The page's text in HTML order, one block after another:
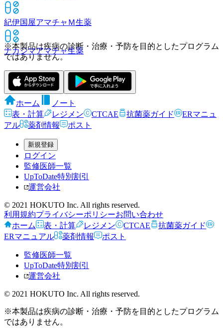
紀伊国屋アマチャＭ生薬
ナカジマアマチャ生薬
※本製品は疾病の診断・治療・予防を目的としたプログラム
ではありません。
ホーム
ノート
表・計算
レジメン CTCAE 抗菌薬ガイド
ERマニュ
アル
薬剤情報 ポスト
新規登録
ログイン
監修医師一覧
UpToDate特別割引
運営会社
© 2021 HOKUTO Inc. All rights reserved.
利用規約プライバシーポリシーお問い合わせ
ホーム
表・計算 レジメン CTCAE
抗菌薬ガイド
ERマニュアル
薬剤情報 ポスト
監修医師一覧
UpToDate特別割引
運営会社
© 2021 HOKUTO Inc. All rights reserved.
※本製品は疾病の診断・治療・予防を目的としたプログラム
ではありません。